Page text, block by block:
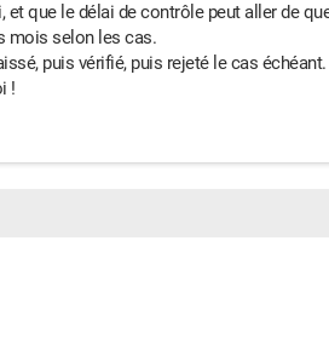
que le délai de contrôle peut aller de
mois selon les cas.
puis vérifié, puis rejeté le cas échéant.
!